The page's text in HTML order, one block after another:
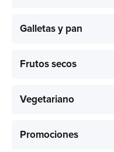
Galletas y pan
Frutos secos
Vegetariano
Promociones